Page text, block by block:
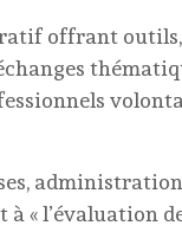
offrant
« l’évaluation